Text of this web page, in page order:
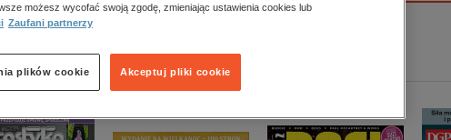
możesz wycofać swoją zgodę, zmieniając ustawienia cookies lub
Zaufani partnerzy
Akceptuj pliki cookie
plików cookie